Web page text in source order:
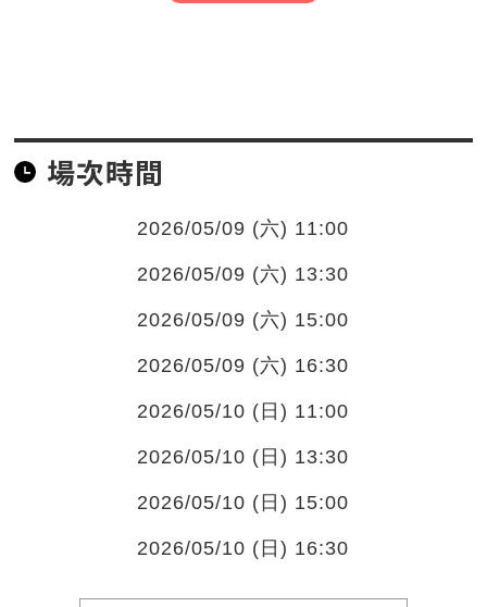
場次時間
2026/05/09 (六) 11:00
2026/05/09 (六) 13:30
2026/05/09 (六) 15:00
2026/05/09 (六) 16:30
2026/05/10 (日) 11:00
2026/05/10 (日) 13:30
2026/05/10 (日) 15:00
2026/05/10 (日) 16:30